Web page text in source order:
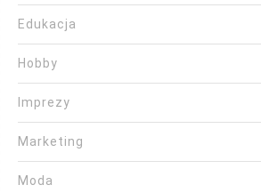
Edukacja
Hobby
Imprezy
Marketing
Moda